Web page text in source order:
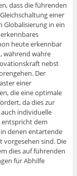
dass die führenden
einer
in ein
heute erkennbar
während wahre
nebst
Der
einer
die eine optimale
da dies zur
individuelle
entspricht dem
denen entartende
sind. Die
dies auf führenden
für Abhilfe